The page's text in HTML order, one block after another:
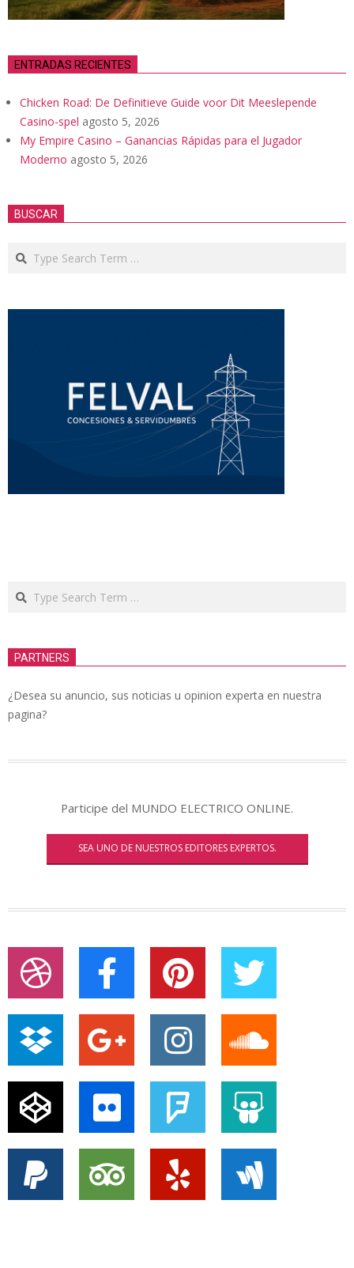
ENTRADAS RECIENTES
Chicken Road: De Definitieve Guide voor Dit Meeslepende
Casino-spel agosto 5, 2026
My Empire Casino – Ganancias Rápidas para el Jugador
Moderno agosto 5, 2026
BUSCAR
Search
Search
PARTNERS
¿Desea su anuncio, sus noticias u opinion experta en nuestra
pagina?
Participe del MUNDO ELECTRICO ONLINE.
SEA UNO DE NUESTROS EDITORES EXPERTOS.